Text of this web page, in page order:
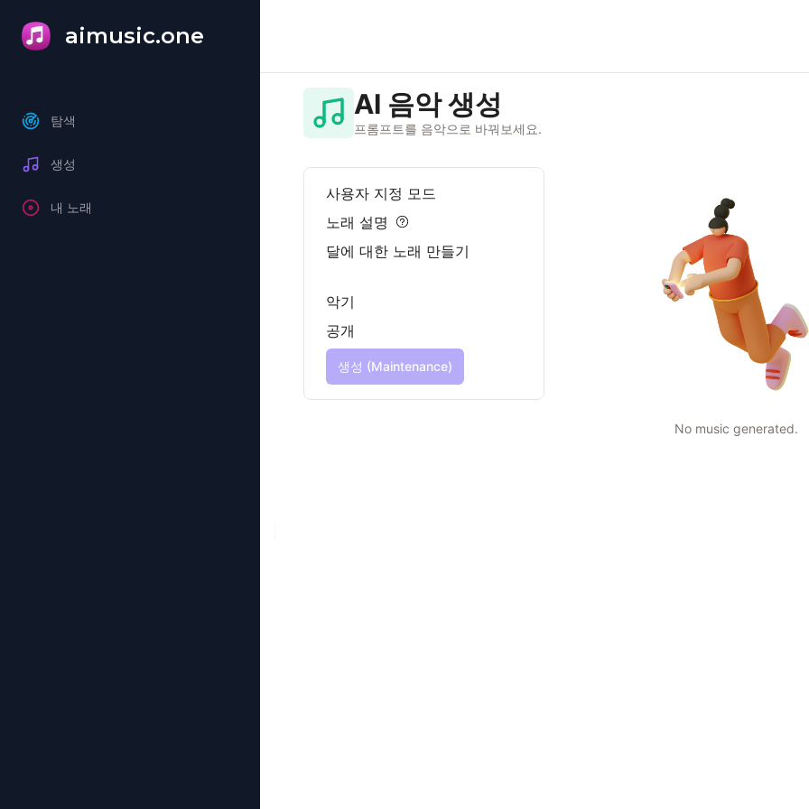
aimusic.one
탐색
생성
내 노래
AI 음악 생성
프롬프트를 음악으로 바꿔보세요.
사용자 지정 모드
노래 설명
악기
공개
생성 (Maintenance)
No music generated.